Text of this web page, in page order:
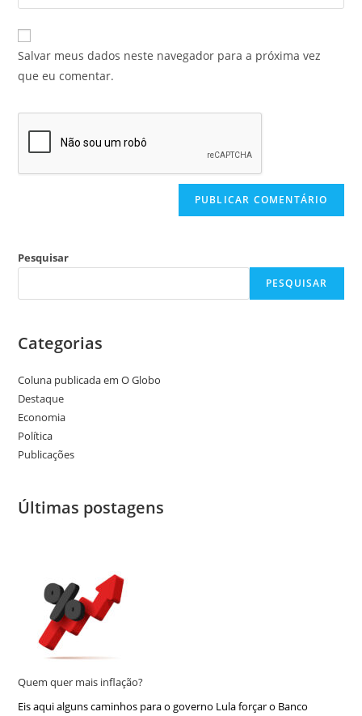
Salvar meus dados neste navegador para a próxima vez
que eu comentar.
Pesquisar
PESQUISAR
Categorias
Coluna publicada em O Globo
Destaque
Economia
Política
Publicações
Últimas postagens
Quem quer mais inflação?
Eis aqui alguns caminhos para o governo Lula forçar o Banco